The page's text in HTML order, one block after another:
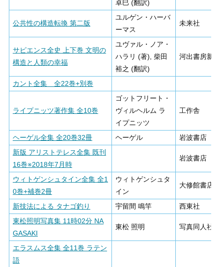
卓巳 (翻訳)
公共性の構造転換 第二版
ユルゲン・ハーバ
ーマス
未来社
サピエンス全史 上下巻 文明の
構造と人類の幸福
ユヴァル・ノア・
ハラリ (著), 柴田
裕之 (翻訳)
河出書房新社
カント全集 全22巻+別巻
ライプニッツ著作集 全10巻
ゴットフリート・
ヴィルヘルム ラ
イプニッツ
工作舎
ヘーゲル全集 全20巻32冊 ヘーゲル
岩波書店
新版 アリストテレス全集 既刊
16巻※2018年7月時
岩波書店
ウィトゲンシュタイン全集 全1
0巻+補巻2冊
ウィトゲンシュタ
イン
大修館書店
新技法による タナゴ釣り 宇留間 鳴竿
西東社
東松照明写真集 11時02分 NA
GASAKI
東松 照明 写真同人社
エラスムス全集 全11巻 ラテン
語